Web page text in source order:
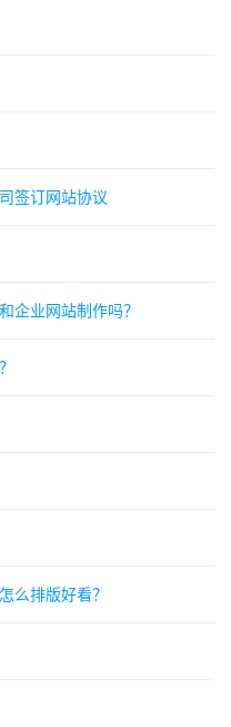
签订网站协议
企业网站制作吗？
么排版好看？